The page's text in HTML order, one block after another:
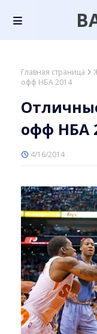
Главная страница
офф НБА 2014
офф НБА
4/16/2014